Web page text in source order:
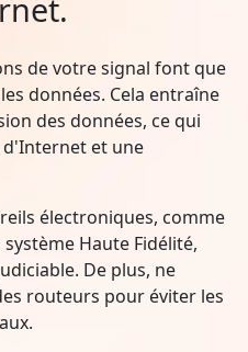
de votre signal font que
données. Cela entraîne
des données, ce qui
et une
électroniques, comme
Haute Fidélité,
De plus, ne
routeurs pour éviter les